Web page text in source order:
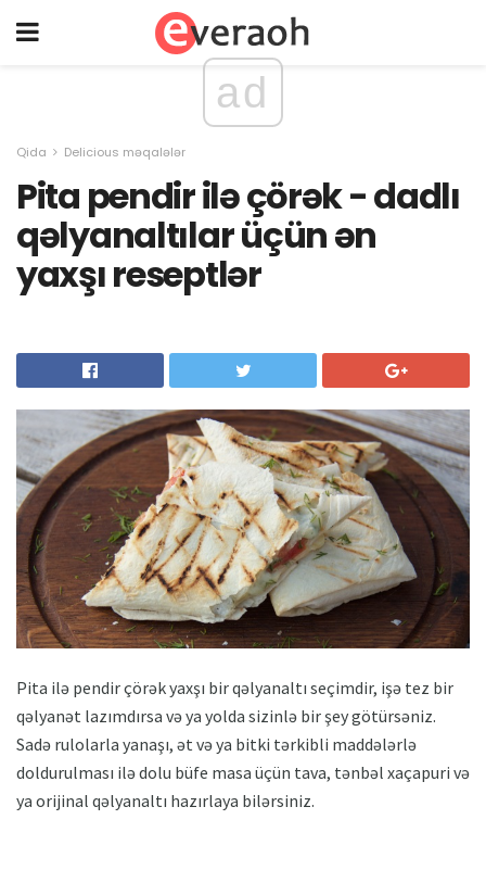
ad
Qida Delicious məqalələr
Pita pendir ilə çörək - dadlı
qəlyanaltılar üçün ən
yaxşı reseptlər
Pita ilə pendir çörək yaxşı bir qəlyanaltı seçimdir, işə tez bir
qəlyanət lazımdırsa və ya yolda sizinlə bir şey götürsəniz.
Sadə rulolarla yanaşı, ət və ya bitki tərkibli maddələrlə
doldurulması ilə dolu büfe masa üçün tava, tənbəl xaçapuri və
ya orijinal qəlyanaltı hazırlaya bilərsiniz.